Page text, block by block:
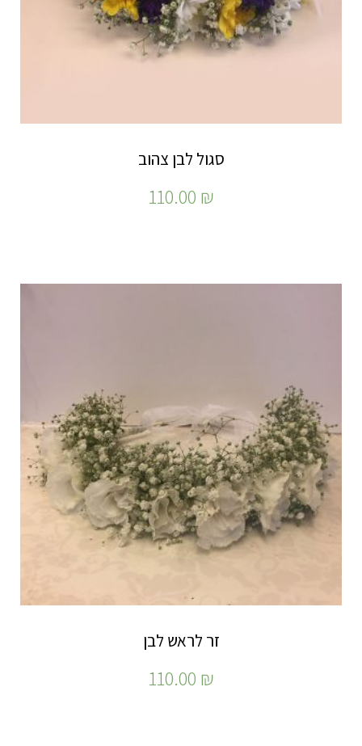
סגול לבן צהוב
110.00 ₪
זר לראש לבן
110.00 ₪